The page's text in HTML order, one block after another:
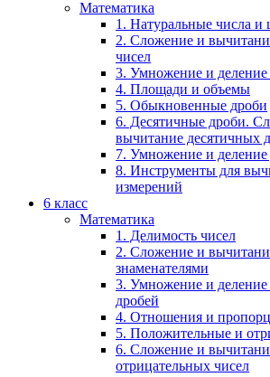
Математика
1. Натуральные числа и
2. Сложение и
чисел
3. Умножение и деление
4. Площади и объемы
5. Обыкновенные дроби
6. Десятичные дроби.
вычитание десятичных
7. Умножение и деление
8. Инструменты для
измерений
6 класс
Математика
1. Делимость чисел
2. Сложение и
знаменателями
3. Умножение и
дробей
4. Отношения и
5. Положительные и
6. Сложение и
отрицательных чисел